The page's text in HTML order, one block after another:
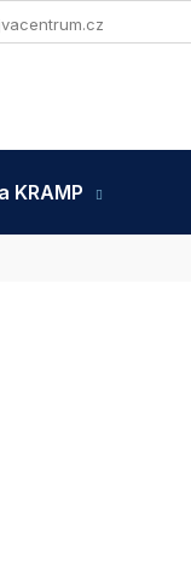
KRAMP